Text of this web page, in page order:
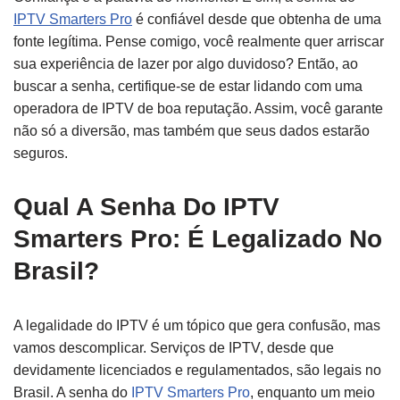
IPTV Smarters Pro é confiável desde que obtenha de uma
fonte legítima. Pense comigo, você realmente quer arriscar
sua experiência de lazer por algo duvidoso? Então, ao
buscar a senha, certifique-se de estar lidando com uma
operadora de IPTV de boa reputação. Assim, você garante
não só a diversão, mas também que seus dados estarão
seguros.
Qual A Senha Do IPTV
Smarters Pro: É Legalizado No
Brasil?
A legalidade do IPTV é um tópico que gera confusão, mas
vamos descomplicar. Serviços de IPTV, desde que
devidamente licenciados e regulamentados, são legais no
Brasil. A senha do IPTV Smarters Pro, enquanto um meio